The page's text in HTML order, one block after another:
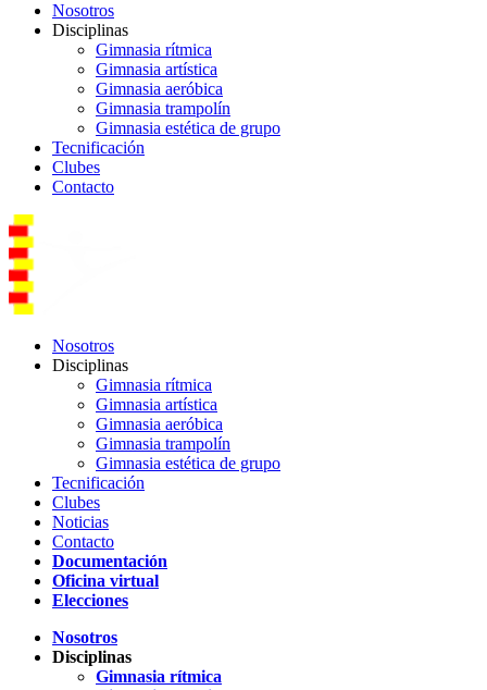
Nosotros
Disciplinas
Gimnasia rítmica
Gimnasia artística
Gimnasia aeróbica
Gimnasia trampolín
Gimnasia estética de grupo
Tecnificación
Clubes
Contacto
Nosotros
Disciplinas
Gimnasia rítmica
Gimnasia artística
Gimnasia aeróbica
Gimnasia trampolín
Gimnasia estética de grupo
Tecnificación
Clubes
Noticias
Contacto
Documentación
Oficina virtual
Elecciones
Nosotros
Disciplinas
Gimnasia rítmica